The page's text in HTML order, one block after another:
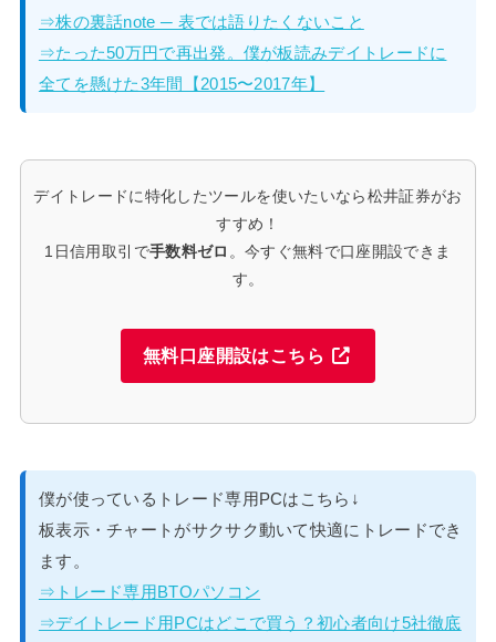
⇒株の裏話note ─ 表では語りたくないこと
⇒たった50万円で再出発。僕が板読みデイトレードに
全てを懸けた3年間【2015〜2017年】
デイトレードに特化したツールを使いたいなら松井証券がお
すすめ！
1日信用取引で手数料ゼロ 。今すぐ無料で口座開設できま
す。
無料口座開設はこちら
僕が使っているトレード専用PCはこちら↓
板表示・チャートがサクサク動いて快適にトレードでき
ます。
⇒トレード専用BTOパソコン
⇒デイトレード用PCはどこで買う？初心者向け5社徹底